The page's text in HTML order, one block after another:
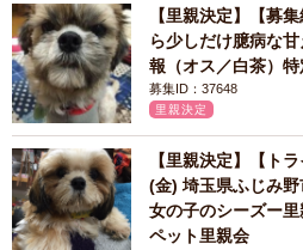
【里親決定】【募
ら少しだけ臆病な
報（オス／白茶）
募集ID：37648
里親決定
【里親決定】【ト
(金) 埼玉県ふじみ
女の子のシーズー里
ペット里親会